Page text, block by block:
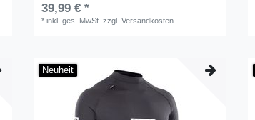
39,99 € *
*inkl. ges. MwSt. zzgl.Versandkosten
Neuheit